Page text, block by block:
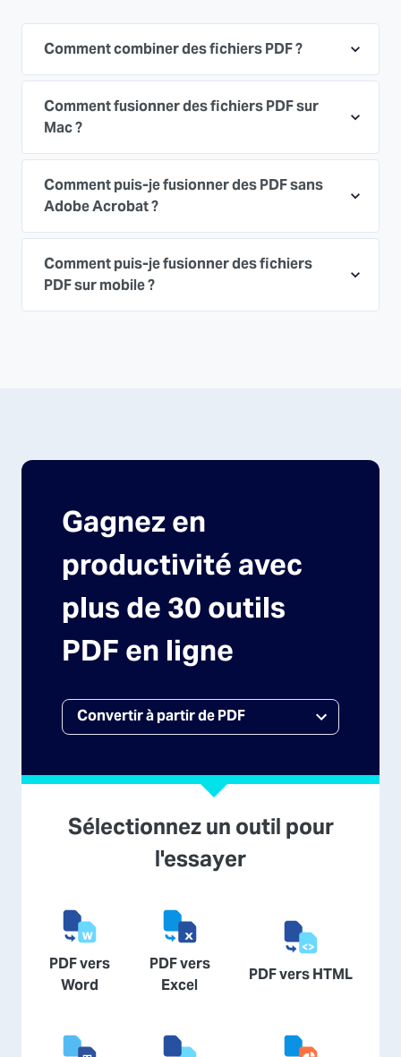
Comment combiner des fichiers PDF ?
Comment fusionner des fichiers PDF sur
Mac ?
Comment puis-je fusionner des PDF sans
Adobe Acrobat ?
Comment puis-je fusionner des fichiers
PDF sur mobile ?
Gagnez en
productivité avec
plus de 30 outils
PDF en ligne
Sélectionnez un outil pour
l'essayer
PDF vers
Word
PDF vers
Excel
PDF vers HTML